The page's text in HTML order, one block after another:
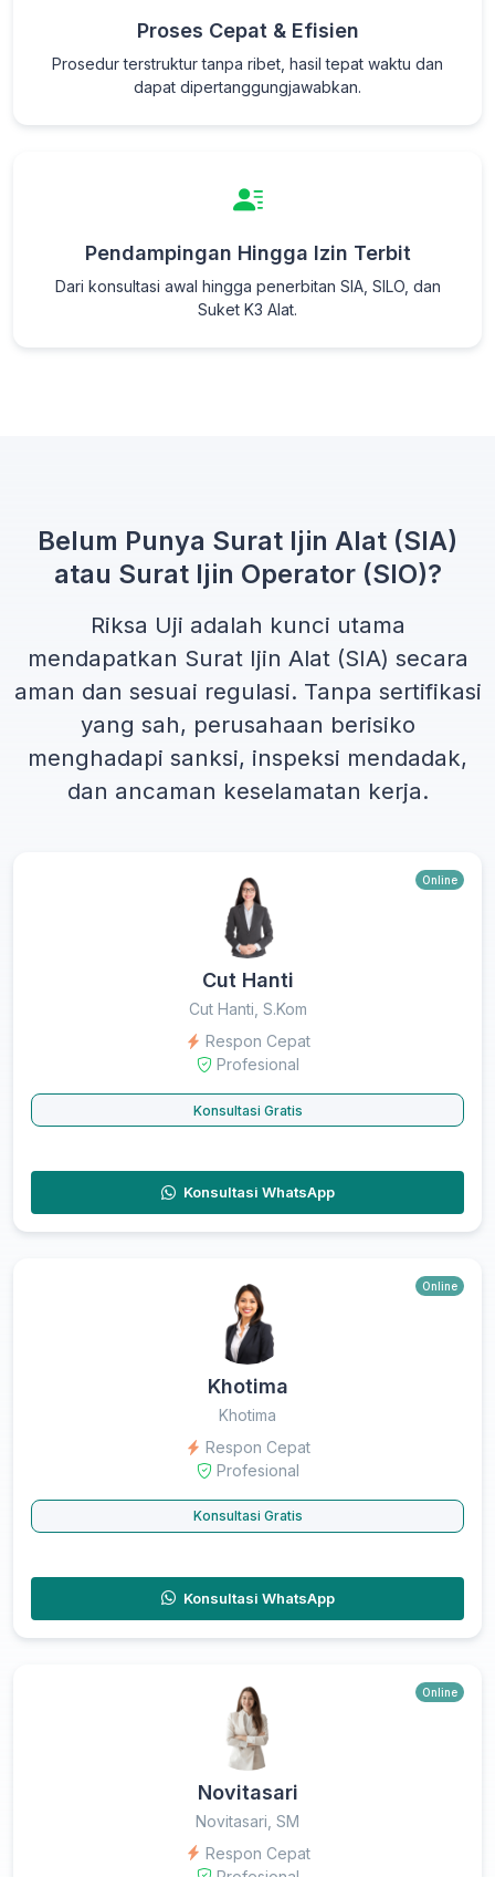
Proses Cepat & Efisien
Prosedur terstruktur tanpa ribet, hasil tepat waktu dan
dapat dipertanggungjawabkan.
Pendampingan Hingga Izin Terbit
Dari konsultasi awal hingga penerbitan SIA, SILO, dan
Suket K3 Alat.
Belum Punya Surat Ijin Alat (SIA)
atau Surat Ijin Operator (SIO)?
Riksa Uji adalah kunci utama
mendapatkan Surat Ijin Alat (SIA) secara
aman dan sesuai regulasi. Tanpa sertifikasi
yang sah, perusahaan berisiko
menghadapi sanksi, inspeksi mendadak,
dan ancaman keselamatan kerja.
Online
Cut Hanti
Cut Hanti, S.Kom
Respon Cepat
Profesional
Konsultasi Gratis
Konsultasi WhatsApp
Online
Khotima
Khotima
Respon Cepat
Profesional
Konsultasi Gratis
Konsultasi WhatsApp
Online
Novitasari
Novitasari, SM
Respon Cepat